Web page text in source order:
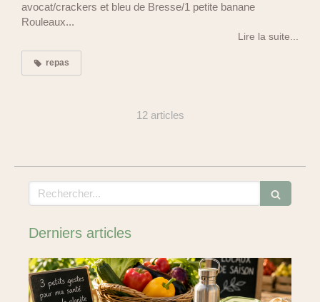
avocat/crackers et bleu de Bresse/1 petite banane
Rouleaux...
Lire la suite...
repas
12 articles
Rechercher
Derniers articles